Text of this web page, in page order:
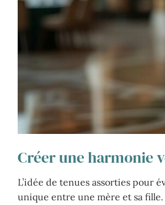
Créer une harmonie
L’idée de tenues assorties pour
unique entre une mère et sa fille.